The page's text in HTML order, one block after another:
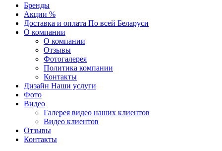
Бренды
Акции %
Доставка и оплата По всей Беларуси
О компании
О компании
Отзывы
Фотогалерея
Политика компании
Контакты
Дизайн Наши услуги
Фото
Видео
Галерея видео наших клиентов
Видео клиентов
Отзывы
Контакты